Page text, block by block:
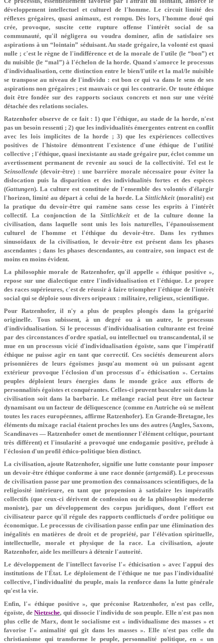
développement intellectuel et culturel de l'homme. Le circuit limité des
réflexes grégaires, quasi animaux, est rompu. Dès lors, l'homme doué qui
crée, provoque, suscite cette rupture offense l'intérêt social de sa
communauté, qu'il négligera ou voudra dominer, afin de satisfaire ses
aspirations à un “lointain” séduisant. Au stade grégaire, la volonté est quasi
nulle ; c'est le règne de l'indifférence et de la morale de l'utile (le “bon”) et
du nuisible (le “mal”) à l'échelon de la horde. Quand s'amorce le processus
d'individualisation, cette distinction entre le bien/l'utile et la mal/le nuisible
se transpose au niveau de l'individu : est bon ce qui va dans le sens de ses
aspirations non grégaires ; est mauvais ce qui les contrarie. Or toute éthique
doit être fondée sur des rapports sociaux concrets et non sur une vérité
détachée des relations sociales.
Ratzenhofer observe de ce fait : 1) que l'éthique, au stade de la horde, n'est
pas un besoin ressenti ; 2) que les individualités émergentes entrent en conflit
avec les lois implicites de la horde ; 3) que les expériences collectives
positives de l'histoire démontrent l'existence d'une éthique de l'utilité
collective ; l'éthique, quasi inexistante au stade grégaire pur, éclot comme un
avertissement permanent de revenir au souci de la collectivité. Tel est le
Seinsollende (devoir-être) : une barrière morale nécessaire pour éviter la
dislocation puis la disparition et des individualités fortes et des espèces
(Gattungen). La culture est constituée de l'ensemble des volontés d'élargir
l'horizon, limité au départ à celui de la horde. La Sittlichkeit(moralité) est
la pratique du devoir-être qui ramène sans cesse les esprits à l'intérêt
collectif. La conjonction de laSittlichkeit et de la culture donne la
civilisation, dans laquelle sont unis les lois naturelles, l'épanouissement
culturel de l'homme et l'éthique du devoir-être. Dans les rythmes
sinusoïdaux de la civilisation, le devoir-être est présent dans les phases
ascendantes ; dans les phases descendantes, au contraire, son impact est de
moins en moins évident.
La philosophie morale de Ratzenhofer, qu'il appelle « éthique positive »,
repose sur une dialectique entre l'individualisation et l'éthique. Le propre
des races supérieures, c'est de réussir à faire triompher l'éthique de l'intérêt
social qui se déploie sous divers oripeaux : militaire, religieux, scientifique.
Pour Ratzenhofer, il n'y a plus de peuples plongés dans la grégarité
originelle. Tous subissent, à un degré ou à un autre, le processus
d'individualisation. Si le processus d'individualisation culturante est freiné
par des circonstances d'ordre spatial, ou intellectuel ou transcandental, il se
mue en un processus vicié d'individualisation égoïste, sans que l'impératif
éthique ne puisse agir en tant que correctif. Ces sociétés demeurent alors
prisonnières de leurs égoïsmes jusqu'au moment où un puissant agent
extérieur provoque l'éclosion d'un processus d'« éthicisation ». Certains
peuples déploient leurs énergies dans le monde grâce aux efforts de
personnalités égoïstes et conquérantes. Celles-ci peuvent basculer soit dans la
civilisation soit dans la barbarie. Le mélange racial peut être un facteur
dynamisant ou un facteur de déliquescence (comme en Autriche où se mêlent
toutes les races européennes, affirme Ratzenhofer). En Grande-Bretagne, les
éléments du mixage racial étaient proches les uns des autres (Angles, Saxons,
Scandinaves — Ratzenhofer omet de mentionner l'élément celtique, pourtant
très différent) et l'insularité a provoqué une endogamie positive, prélude à
l'éclosion d'un profil éthico-politique bien distinct.
La civilisation, ajoute Ratzenhofer, signifie une lutte constante pour imposer
un devoir-être éthique conforme à une race donnée (artgemäß). Le processus
de civilisation passe par une promotion des connaissances scientifiques, de la
religiosité intérieure, en tant que propension à satisfaire les impératifs
collectifs (que ceux-ci dérivent de confession ou de la philosophie moderne
moniste), par un développement des corpus juridiques, dont l'effort est
civilisateur parce qu'il régule des rapports conflictuels d'ordre politique ou
économique. Le processus de civilisation passe enfin par une élimination des
inégalités en matières de droit et de propriété, par l'élévation spirituelle,
intellectuelle, morale et physique de la race. La civilisation, ajoute
Ratzenhofer, aide les meilleurs à détenir l'autorité.
Le développement de l'intellect favorise l'« éthicisation » avec l'appui des
institutions de l'État. Le déploiement de l'éthique ne tue pas l'individualité
collective, l'individualité du peuple, mais la renforce dans la lutte générale
qu'est la vie.
Enfin, l'« éthique positive », que préconise Ratzenhofer, n'est pas celle,
égoïste, deNietzsche, qui dissocie l'individu de son peuple. Elle n'est pas non
plus celle de Marx, dont le socialisme est « individualisme des masses » et
favorise l'« animalité qui gît dans les masses ». Elle n'est pas celle du
christianisme qui transforme le peuple, personnalité politique, en « un